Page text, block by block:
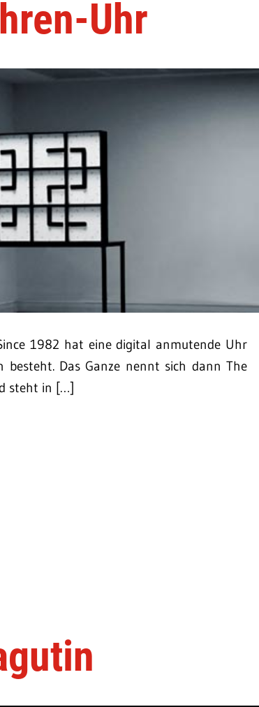
Uhr
1982 hat eine digital anmutende Uhr
Das Ganze nennt sich dann The
steht in […]